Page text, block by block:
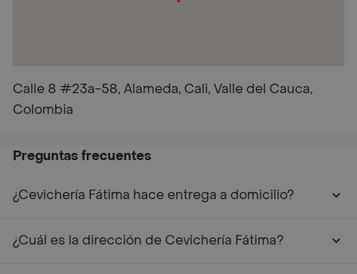
Calle 8 #23a-58, Alameda, Cali, Valle del Cauca,
Colombia
Preguntas frecuentes
¿Cevichería Fátima hace entrega a domicilio?
¿Cuál es la dirección de Cevichería Fátima?